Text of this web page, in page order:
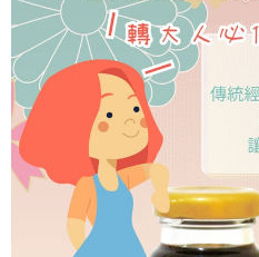
任。
４．使用「AFTEE先享後付」時，將
時審查核予不同之上限額度；若仍有
請求用戶進行身份認證。
５．嚴禁一人註冊多個帳號或使用他
恩沛科技股份有限公司將有權停止該用